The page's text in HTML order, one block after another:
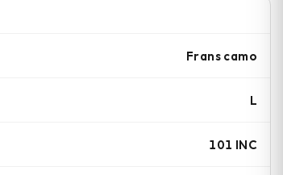
Frans camo
L
101 INC